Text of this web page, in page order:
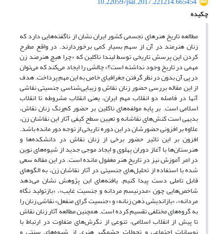
چکیده
مطالعه تاریخ هنرهای تجسمی کشور ایران نشان از ناگفته‌هایی دارد که
زنان هنرمند در آن از سهم بسیار کمی برخوردارند. در واقع مطرح
کردن این پرسش تاریخی توسط لیندا ناکلین که «چرا هیچ هنرمند زن
مهمی در تاریخ وجود نداشته است؟» چالشی را ایجاد می‌کند که می‌توان
در پی آن بدون در نظر گرفتن جغرافیای خاص به این مهم پرداخت. هدف
از این مقاله بررسی حضور زنان نقاش و زیبایی‌شناسی جنسیتی نقاشی
آنها در فاصله دو انقلاب مهم ایران، یعنی انقلاب مشروطه تا انقلاب
اسلامی است. بر پایه مولفه‌های ناکلین بر حضور کم‌رنگ زنان نقاش،
بدیهی است کنش‌های نقاشانه و تعیین سطح کیفی آثار این نقاشان زن،
علاوه بر افزونی حضورشان در این دوره تاریخی از توجه دور مانده باشد.
افزون بر این تاثیر حضور برخی از زنان نقاش در دانشکده‌ها و
هنرستان‌ها با آغاز دوران پهلوی و ایجاد موجی جدید از شیوه‌های نوین
در امر آموزش نیز در تاریخ هنر مغفول مانده است. در این مقاله سعی
شده با استفاده از تحلیل‌های جنسیتی در آثار نقاشان زن، به الگوهای
قابل تاملی دست پیدا کنیم. یافته‌های این پژوهش نشان می‌دهد
شاخص‌هایی چون «مدرنیسم مردانه و جنسیت غایب»، «بازتولید نگاه
مردانه»، «بازاندیشی ذهن زنانه» و «جنسیت گرای منفعل» نقاشی زنان را
به گروه‌های مختلفی تقسیم کرده است. همچنین مطالعه آثار زنان نقاش
تا پیش از انقلاب اسلامی، تنوعی از نگرش‌های متفاوت در ارتباط با